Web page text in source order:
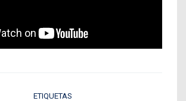
ETIQUETAS